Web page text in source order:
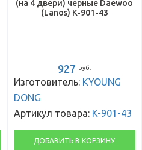
(на 4 двери) черные Daewoo
(Lanos) K-901-43
927 руб.
Изготовитель: KYOUNG
DONG
Артикул товара: K-901-43
ДОБАВИТЬ В КОРЗИНУ